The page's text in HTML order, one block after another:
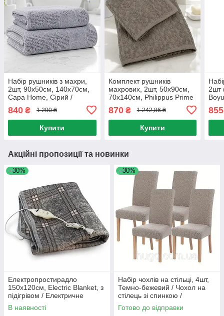
Набір рушників з махри,
2шт, 90х50см, 140х70см,
Capa Home, Сірий /
бавовни / Коттонові
рушники
840 ₴ 1 200 ₴
Купити
Комплект рушників
махрових, 2шт, 50х90см,
70х140см, Philippus Prime
Plus Lacin / Набір рушників
з махри / Махрові рушники
870₴ 1 242,86 ₴
Купити
2шт
855
Акційні пропозиції та новинки
–30%
Електропростирадло
150х120см, Electric Blanket, з
підігрівом / Електричне
простирадло з
терморегулятором
В наявності
–30%
Набір чохлів на стільці, 4шт,
Темно-бежевий / Чохол на
стілець зі спинкою /
Універсальний чохол для
стільця
Готово до відправки